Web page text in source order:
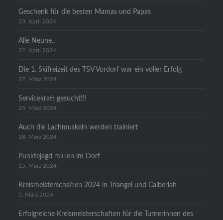
Geschenk für die besten Mamas und Papas
23. April 2024
Alle Neune..
22. April 2024
Die 1. Skifreizeit des TSV Vordorf war ein voller Erfolg
27. März 2024
Servicekraft gesucht!!!
25. März 2024
Auch die Lachmuskeln werden trainiert
18. März 2024
Punktejagd mitten im Dorf
15. März 2024
Kreismeisterschaften 2024 in Triangel und Calberlah
5. März 2024
Erfolgreiche Kreismeisterschaften für die Turnerinnen des